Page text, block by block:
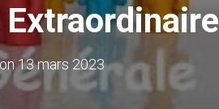
13 mars 2023